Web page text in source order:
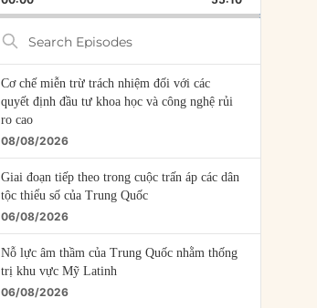
Search
Episodes
Cơ chế miễn trừ trách nhiệm đối với các
quyết định đầu tư khoa học và công nghệ rủi
ro cao
08/08/2026
Giai đoạn tiếp theo trong cuộc trấn áp các dân
tộc thiểu số của Trung Quốc
06/08/2026
Nỗ lực âm thầm của Trung Quốc nhằm thống
trị khu vực Mỹ Latinh
06/08/2026